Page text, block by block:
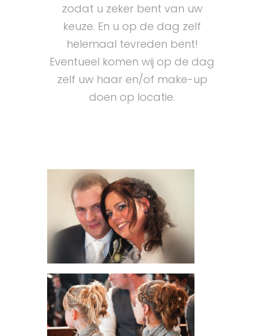
zodat u zeker bent van uw
keuze. En u op de dag zelf
helemaal tevreden bent!
Eventueel komen wij op de dag
zelf uw haar en/of make-up
doen op locatie.